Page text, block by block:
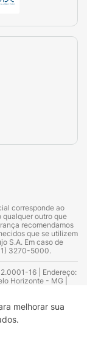
melhorar sua
corresponde ao
qualquer outro que
recomendamos
que se utilizem
S.A. Em caso de
3270-5000.
16 | Endereço:
Horizonte - MG |
– CRF 52.584 -
Nº 13.748. Alvará
da Empresa (AFE):